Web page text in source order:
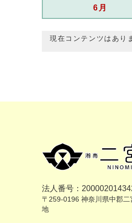
6月
現在コンテンツはあり
法人番号：
〒259-0196 神奈川県中郡二
地